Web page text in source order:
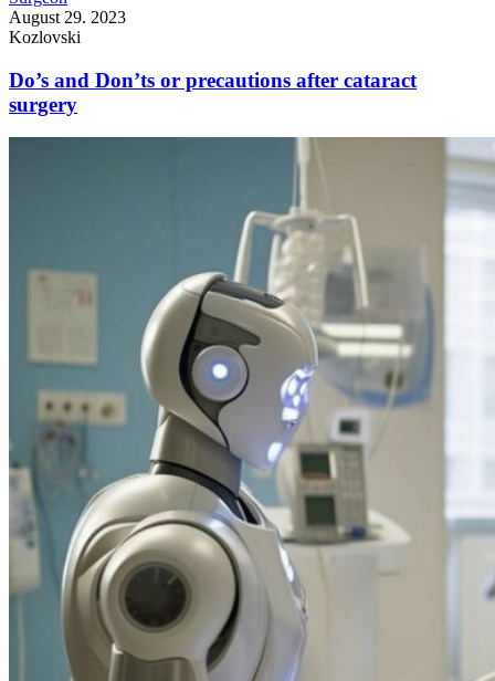
August 29. 2023
Kozlovski
Do’s and Don’ts or precautions after cataract
surgery